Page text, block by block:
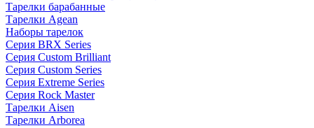
Тарелки барабанные
Тарелки Agean
Наборы тарелок
Серия BRX Series
Серия Custom Brilliant
Серия Custom Series
Серия Extreme Series
Серия Rock Master
Тарелки Aisen
Тарелки Arborea